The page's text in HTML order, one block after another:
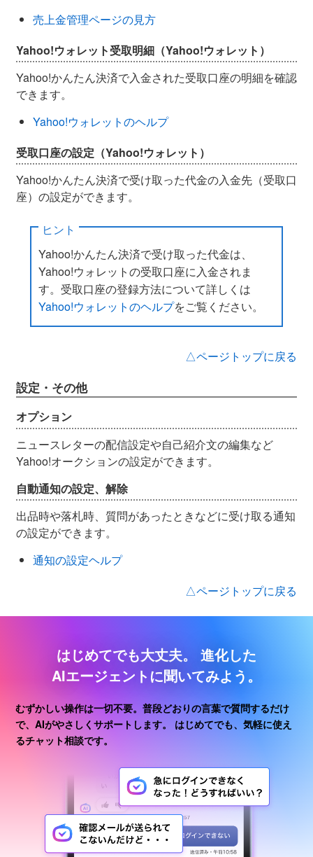
売上金管理ページの見方
Yahoo!ウォレット受取明細（Yahoo!ウォレット）
Yahoo!かんたん決済で入金された受取口座の明細を確認
できます。
Yahoo!ウォレットのヘルプ
受取口座の設定（Yahoo!ウォレット）
Yahoo!かんたん決済で受け取った代金の入金先（受取口
座）の設定ができます。
ヒント
Yahoo!かんたん決済で受け取った代金は、
Yahoo!ウォレットの受取口座に入金されま
す。受取口座の登録方法について詳しくは
Yahoo!ウォレットのヘルプをご覧ください。
△ページトップに戻る
設定・その他
オプション
ニュースレターの配信設定や自己紹介文の編集など
Yahoo!オークションの設定ができます。
自動通知の設定、解除
出品時や落札時、質問があったときなどに受け取る通知
の設定ができます。
通知の設定ヘルプ
△ページトップに戻る
はじめてでも大丈夫。
進化した
AIエージェントに聞いてみよう。
むずかしい操作は一切不要。普段どおりの言葉で質問するだけ
で、AIがやさしくサポートします。
はじめてでも、気軽に使え
るチャット相談です。